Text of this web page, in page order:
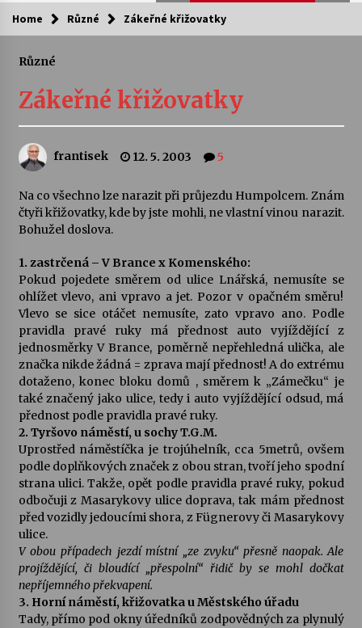
Kam za kulturou?
Sukuba Ensemble
4. 8. 2026
Vernisáž výstavy Josefíny Duškové: Stávám se
kapkou
Pozvánka na integrační festival Quijotova
šedesátka: 28. 7.–1. 8. 2026
28. 7. 2026
Letní koncerty ve Stromovce: Kolchoz a
Jenakaši
28. 7. 2026
Votavžatský ploty
23. 7. 2026
Letní koncerty ve Stromovce: Rufus Miller
Vysočinka
17. 7. 2026
Home Různé Zákeřné křižovatky
Různé
Zákeřné křižovatky
frantisek 12. 5. 2003 5
Na co všechno lze narazit při průjezdu Humpolcem. Znám
čtyři křižovatky, kde by jste mohli, ne vlastní vinou narazit.
Bohužel doslova.
1. zastrčená – V Brance x Komenského:
Pokud pojedete směrem od ulice Lnářská, nemusíte se
ohlížet vlevo, ani vpravo a jet. Pozor v opačném směru!
Vlevo se sice otáčet nemusíte, zato vpravo ano. Podle
pravidla pravé ruky má přednost auto vyjíždějící z
jednosměrky V Brance, poměrně nepřehledná ulička, ale
značka nikde žádná = zprava mají přednost! A do extrému
dotaženo, konec bloku domů , směrem k „Zámečku“ je
také značený jako ulice, tedy i auto vyjíždějící odsud, má
přednost podle pravidla pravé ruky.
2. Tyršovo náměstí, u sochy T.G.M.
Uprostřed náměstíčka je trojúhelník, cca 5metrů, ovšem
podle doplňkových značek z obou stran, tvoří jeho spodní
strana ulici. Takže, opět podle pravidla pravé ruky, pokud
odbočuji z Masarykovy ulice doprava, tak mám přednost
před vozidly jedoucími shora, z Fügnerovy či Masarykovy
ulice.
V obou případech jezdí místní „ze zvyku“ přesně naopak. Ale
projíždějící, či bloudící „přespolní“ řidič by se mohl dočkat
nepříjemného překvapení.
3. Horní náměstí, křižovatka u Městského úřadu
Tady, přímo pod okny úředníků zodpovědných za plynulý